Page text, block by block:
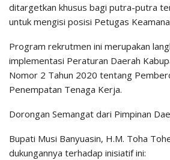
ditargetkan khusus bagi putra-putra
untuk mengisi posisi Petugas
Program rekrutmen ini merupakan
implementasi Peraturan Daerah
Nomor 2 Tahun 2020 tentang
Penempatan Tenaga Kerja.
Dorongan Semangat dari Pimpinan
Bupati Musi Banyuasin, H.M. Toha
dukungannya terhadap inisiatif ini: